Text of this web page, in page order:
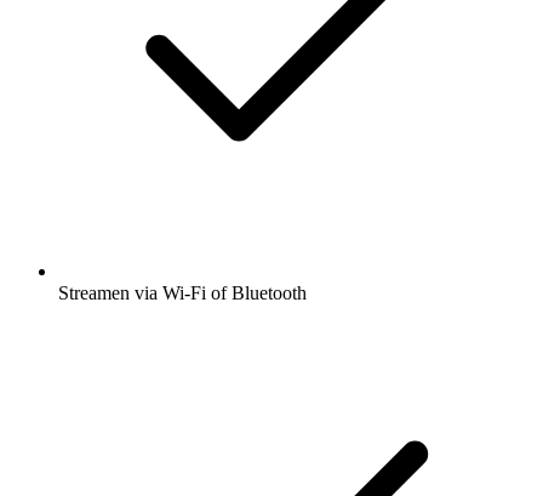
Streamen via Wi-Fi of Bluetooth